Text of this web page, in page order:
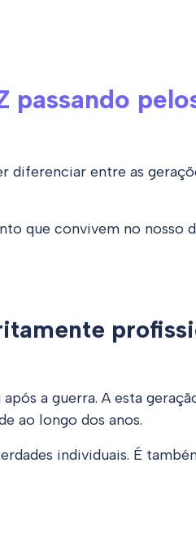
passando
diferenciar entre as
que convivem no nosso
a guerra. A esta
ao longo dos anos.
individuais. É